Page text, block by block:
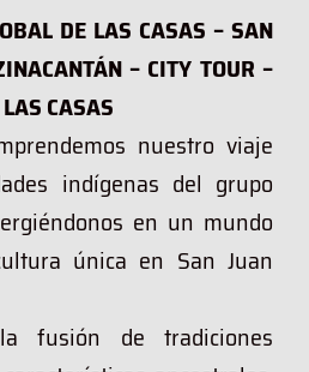
DE LAS CASAS – SAN
– CITY TOUR –
CASAS
nuestro viaje
indígenas del grupo
en un mundo
única en San Juan
fusión de tradiciones